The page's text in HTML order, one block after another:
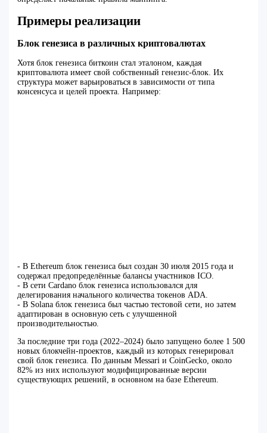
Примеры реализации
Блок генезиса в различных криптовалютах
Хотя блок генезиса биткоин стал эталоном, каждая
криптовалюта имеет свой собственный генезис-блок. Их
структура может варьироваться в зависимости от типа
консенсуса и целей проекта. Например:
- В Ethereum блок генезиса был создан 30 июля 2015 года и
содержал предопределённые балансы участников ICO.
- В сети Cardano блок генезиса использовался для
делегирования начального количества токенов ADA.
- В Solana блок генезиса был частью тестовой сети, но затем
адаптирован в основную сеть с улучшенной
производительностью.
За последние три года (2022–2024) было запущено более 1 500
новых блокчейн-проектов, каждый из которых генерировал
свой блок генезиса. По данным Messari и CoinGecko, около
82% из них используют модифицированные версии
существующих решений, в основном на базе Ethereum.